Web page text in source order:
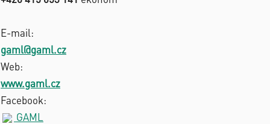
E-mail:
gaml@gaml.cz
Web:
www.gaml.cz
Facebook:
GAML